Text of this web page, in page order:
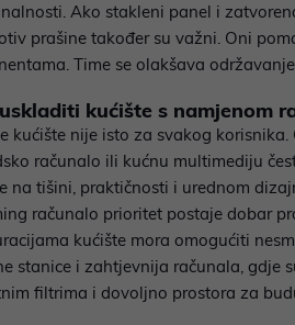
Ako stakleni panel i
prašine također su važni. Oni
Time se olakšava
kućište s namjenom
kućište nije isto za svakog
računalo ili kućnu multimediju
na tišini, praktičnosti i urednom
računalo prioritet postaje dobar
kućište mora omogućiti
stanice i zahtjevnija računala, gdje
filtrima i dovoljno prostora za